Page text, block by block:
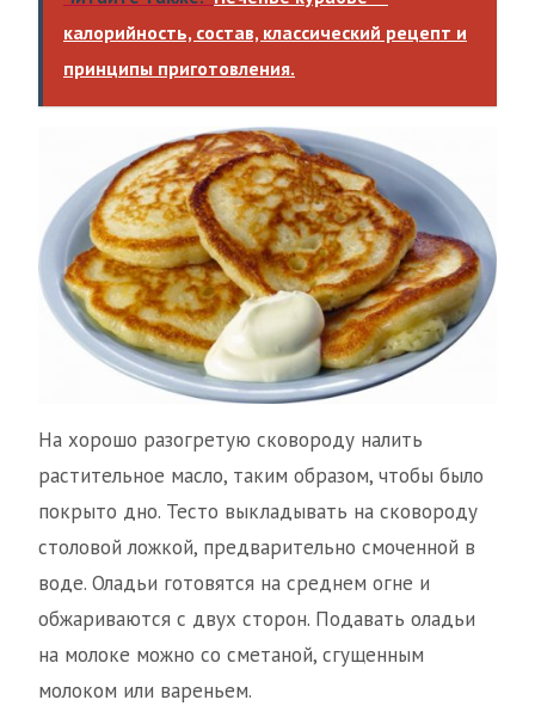
калорийность, состав, классический рецепт и
принципы приготовления.
На хорошо разогретую сковороду налить
растительное масло, таким образом, чтобы было
покрыто дно. Тесто выкладывать на сковороду
столовой ложкой, предварительно смоченной в
воде. Оладьи готовятся на среднем огне и
обжариваются с двух сторон. Подавать оладьи
на молоке можно со сметаной, сгущенным
молоком или вареньем.